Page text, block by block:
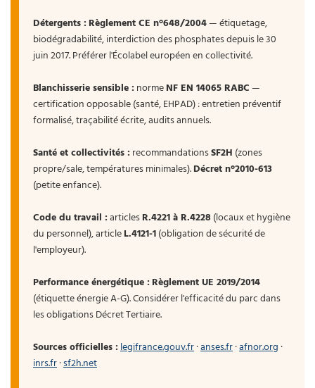
Détergents : Règlement CE n°648/2004— étiquetage,
biodégradabilité, interdiction des phosphates depuis le 30
juin 2017. Préférer l'Écolabel européen en collectivité.
Blanchisserie sensible : normeNF EN 14065 RABC—
certification opposable (santé, EHPAD) : entretien préventif
formalisé, traçabilité écrite, audits annuels.
Santé et collectivités : recommandationsSF2H (zones
propre/sale, températures minimales).Décret n°2010-613
(petite enfance).
Code du travail :articlesR.4221 à R.4228 (locaux et hygiène
du personnel), articleL.4121-1(obligation de sécurité de
l'employeur).
Performance énergétique : Règlement UE 2019/2014
(étiquette énergie A-G). Considérer l'efficacité du parc dans
les obligations Décret Tertiaire.
Sources officielles :legifrance.gouv.fr·anses.fr·afnor.org ·
inrs.fr·sf2h.net